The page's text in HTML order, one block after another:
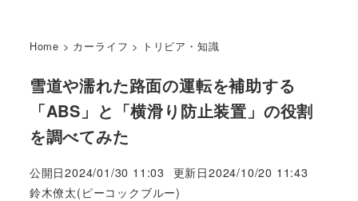
Home > カーライフ > トリビア・知識
雪道や濡れた路面の運転を補助する
「ABS」と「横滑り防止装置」の役割
を調べてみた
公開日2024/01/30 11:03 更新日2024/10/20 11:43
著
鈴木僚太(ピーコックブルー)